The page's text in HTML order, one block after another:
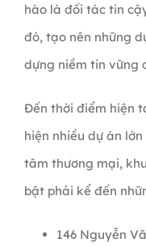
hào là đối tác tin
đó, tạo nên những
dựng niềm tin vững
Đến thời điểm hiện
hiện nhiều dự án
tâm thương mại,
bật phải kể đến
146 Nguyễn